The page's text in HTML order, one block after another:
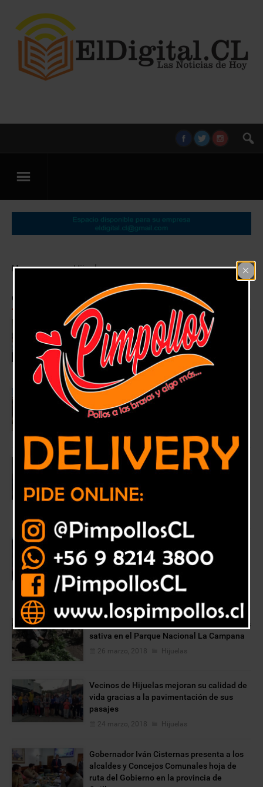
Homepage > Hijuelas
Categoría: Hijuelas
Mujeres rurales de Nogales, Hijuelas y
Olmué ahora son emprendedoras gracias a
INDAP y Prodemu
29 noviembre, 2018 Hijuelas,Nogales
Floristas de Ocoa afectados por incendio
se ponen de pie nuevamente gracias al
aporte del Gobierno a través de Sercotec
Senador Lagos Weber analiza futura
embalse Catemu va a aliviar en el mediano
plazo, el tema de la escasez hídrica”
Locatarios afectados por incendio en feria
de flores en Hijuelas recibieron apoyo de
Gobierno para reiniciar sus
emprendimientos
2 junio, 2018 Hijuelas
Descubren más de 500 plantas de cannabis
sativa en el Parque Nacional La Campana
26 marzo, 2018 Hijuelas
Vecinos de Hijuelas mejoran su calidad de
vida gracias a la pavimentación de sus
pasajes
24 marzo, 2018 Hijuelas
Gobernador Iván Cisternas presenta a los
alcaldes y Concejos Comunales hoja de
ruta del Gobierno en la provincia de